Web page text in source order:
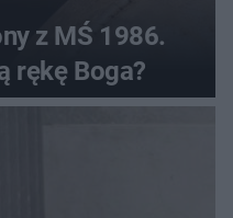
z MŚ 1986.
rękę Boga?